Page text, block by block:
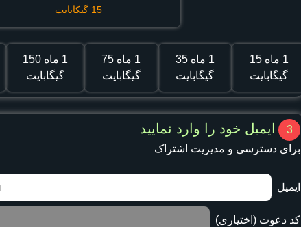
15 گیکابایت
1 ماه
15
گیگابایت
1 ماه
35
گیگابایت
1 ماه
75
گیگابایت
1 ماه
150
گیگابایت
3 ایمیل خود را وارد نمایید
برای دسترسی و مدیریت اشتراک
ایمیل
کد دعوت (اختیاری)